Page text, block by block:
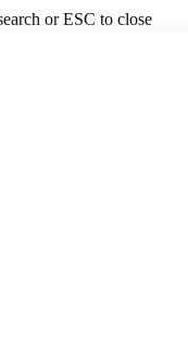
or ESC to close